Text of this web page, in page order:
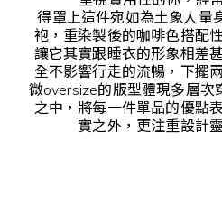
得罩上這件宛如為土象人量
袍，重染製後的咖啡色搭配
讓它其實跟睡衣的形象相差
全不影響行走的流暢，下擺
微oversize的版型體現多層次
之中，將每一件單品的優點
實之外，更注重設計